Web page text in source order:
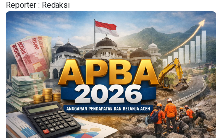
Reporter : Redaksi